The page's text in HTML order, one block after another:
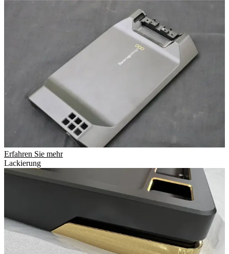
Erfahren Sie mehr
Lackierung